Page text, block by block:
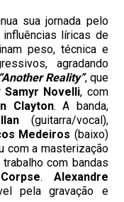
sua jornada pelo
líricas de
peso, técnica e
agradando
“Another Reality”, que
Samyr Novelli, com
Clayton. A banda,
(guitarra/vocal),
Medeiros (baixo)
com a masterização
com bandas
. Alexandre
pela gravação e